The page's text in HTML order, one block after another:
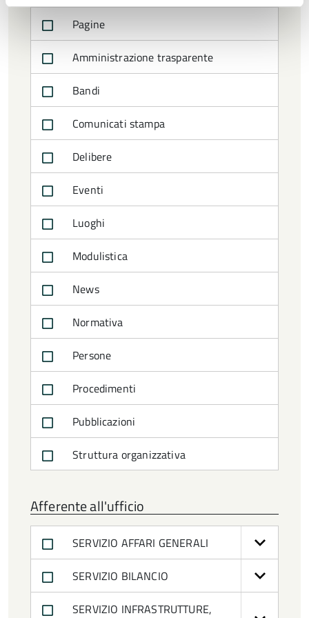
Pagine
Amministrazione trasparente
Bandi
Comunicati stampa
Delibere
Eventi
Luoghi
Modulistica
News
Normativa
Persone
Procedimenti
Pubblicazioni
Struttura organizzativa
Afferente all'ufficio
SERVIZIO AFFARI GENERALI
SERVIZIO BILANCIO
SERVIZIO INFRASTRUTTURE,